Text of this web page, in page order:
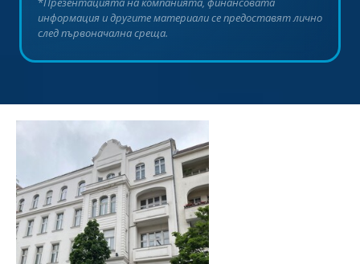
информация и другите материали се предоставят лично
след първоначална среща.